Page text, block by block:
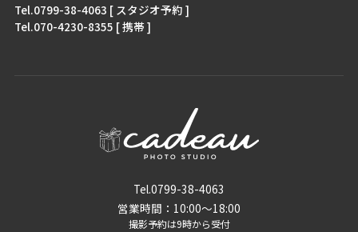
Tel.0799-38-4063 [ スタジオ予約 ]
Tel.070-4230-8355 [ 携帯 ]
Tel.0799-38-4063
営業時間：10:00〜18:00
撮影予約は9時から受付